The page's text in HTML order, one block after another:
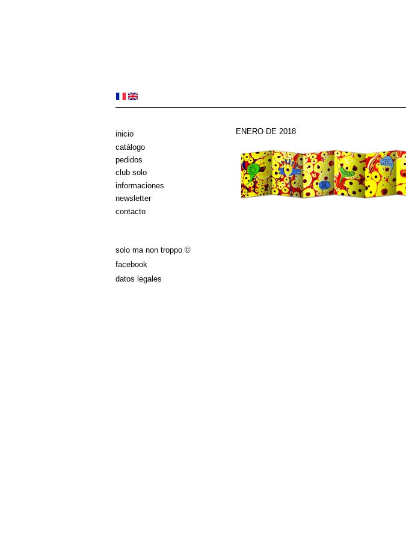
ENERO DE 2018
inicio
catálogo
pedidos
club solo
informaciones
newsletter
contacto
solo ma non troppo ©
facebook
datos legales